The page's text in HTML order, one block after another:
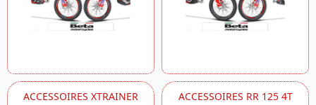
ACCESSOIRES XTRAINER
ACCESSOIRES RR 125 4T